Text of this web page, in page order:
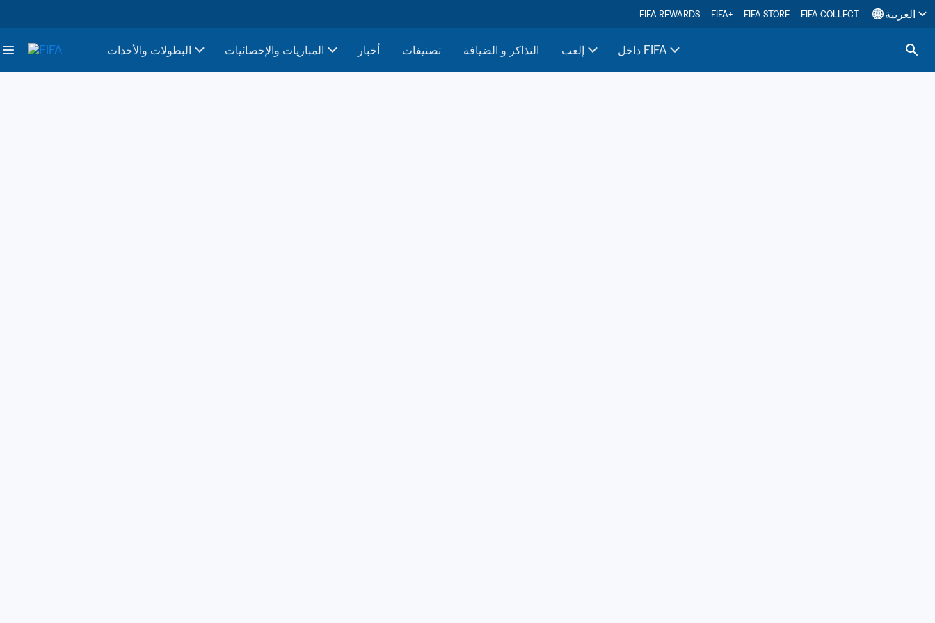
FIFA REWARDS FIFA+ FIFA STORE FIFA COLLECT العربية
البطولات والأحدات المباريات والإحصائيات أخبار تصنيفات التذاكر و الضيافة إلعب داخل FIFA